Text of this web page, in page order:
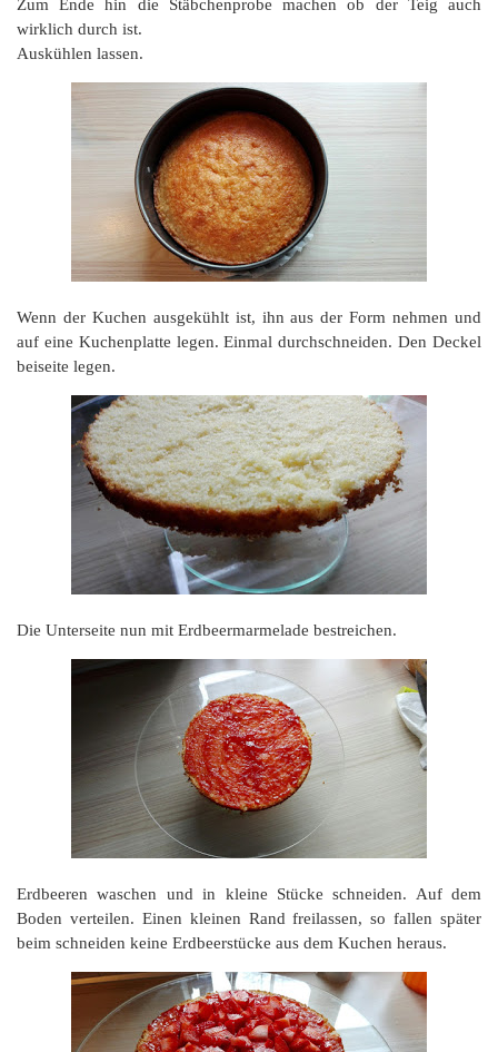
Zum Ende hin die Stäbchenprobe machen ob der Teig auch
wirklich durch ist.
Auskühlen lassen.
Wenn der Kuchen ausgekühlt ist, ihn aus der Form nehmen und
auf eine Kuchenplatte legen. Einmal durchschneiden. Den Deckel
beiseite legen.
Die Unterseite nun mit Erdbeermarmelade bestreichen.
Erdbeeren waschen und in kleine Stücke schneiden. Auf dem
Boden verteilen. Einen kleinen Rand freilassen, so fallen später
beim schneiden keine Erdbeerstücke aus dem Kuchen heraus.